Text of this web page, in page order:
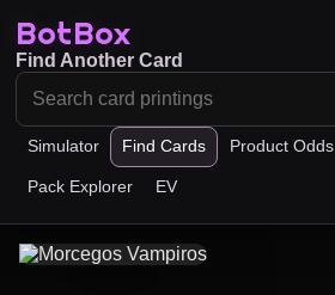
BotBox
Simulator Find Cards Product Odds
Pack Explorer EV
Find Another Card